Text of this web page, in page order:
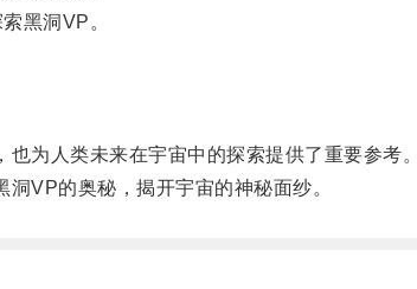
黑洞VP。
为人类未来在宇宙中的探索提供了重要参考。
VP的奥秘，揭开宇宙的神秘面纱。